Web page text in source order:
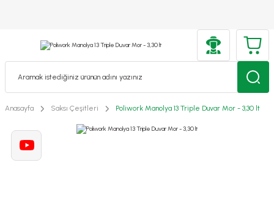
Anasayfa Saksı Çeşitleri Poliwork Manolya 13 Triple Duvar Mor - 3,30 lt